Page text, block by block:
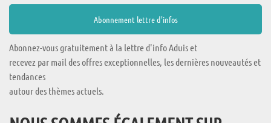
Abonnez-vous gratuitement à la lettre d'info Aduis et
recevez par mail des offres exceptionnelles, les dernières nouveautés et
tendances
autour des thèmes actuels.